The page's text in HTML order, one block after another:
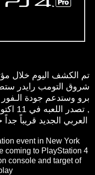
تم الكشف اليوم خلال
,
العربي الجديد قريباً
event in New York
coming to PlayStation 4
console and target of